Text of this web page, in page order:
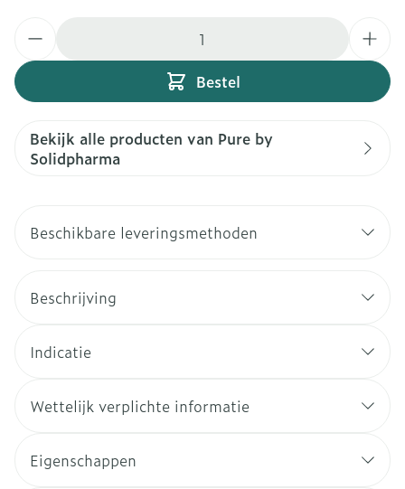
Bestel
Bekijk alle producten van Pure by
Solidpharma
Beschikbare leveringsmethoden
Beschrijving
Indicatie
Wettelijk verplichte informatie
Eigenschappen